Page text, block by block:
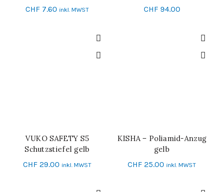
CHF 7.60 inkl. MWST
CHF 94.00
SCHNELL-EINKAUF
VUKO SAFETY S5
Schutzstiefel gelb
CHF 29.00 inkl. MWST
IN DEN WARENKORB
KISHA – Poliamid-Anzug
gelb
CHF 25.00 inkl. MWST